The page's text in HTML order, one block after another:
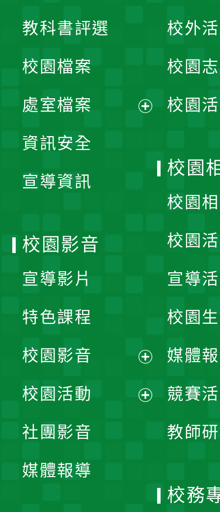
單
教科書評選
校園檔案
處室檔案
資訊安全
宣導資訊
校外
校園
校園
校園
校園
校園
宣導
校園
媒體
競賽
教師
校園影音
宣導影片
特色課程
校園影音
開
校園活動
社團影音
媒體報導
校務